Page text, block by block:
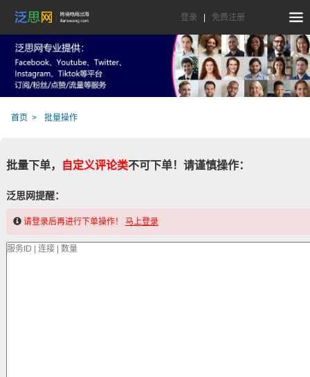
登录 免费注册
首页 批量操作
批量下单， 自定义评论类不可下单！请谨慎操作：
泛思网提醒：
请登录后再进行下单操作！ 马上登录